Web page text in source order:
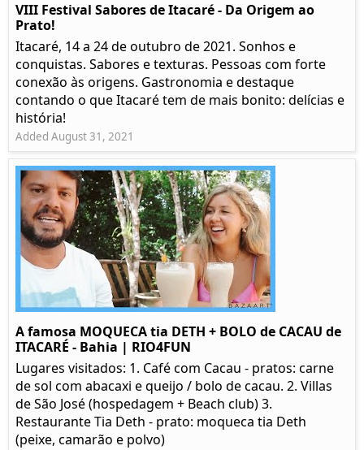
VIII Festival Sabores de Itacaré - Da Origem ao
Prato!
Itacaré, 14 a 24 de outubro de 2021. Sonhos e
conquistas. Sabores e texturas. Pessoas com forte
conexão às origens. Gastronomia e destaque
contando o que Itacaré tem de mais bonito: delícias e
história!
Added August 31, 2021
A famosa MOQUECA tia DETH + BOLO de CACAU de
ITACARÉ - Bahia | RIO4FUN
Lugares visitados: 1. Café com Cacau - pratos: carne
de sol com abacaxi e queijo / bolo de cacau. 2. Villas
de São José (hospedagem + Beach club) 3.
Restaurante Tia Deth - prato: moqueca tia Deth
(peixe, camarão e polvo)